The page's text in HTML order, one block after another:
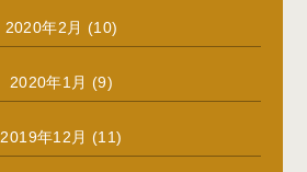
2020年2月 (10)
2020年1月 (9)
2019年12月 (11)